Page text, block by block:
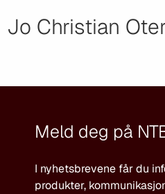
Jo Christian
Meld deg på
I nyhetsbrevene får du
produkter,